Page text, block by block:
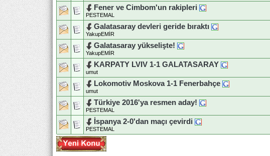
Fener ve Cimbom'un rakipleri
PESTEMAL
Galatasaray devleri geride bıraktı
YakupEMİR
Galatasaray yükselişte!
YakupEMİR
KARPATY LVIV 1-1 GALATASARAY
umut
Lokomotiv Moskova 1-1 Fenerbahçe
umut
Türkiye 2016'ya resmen aday!
PESTEMAL
İspanya 2-0'dan maçı çevirdi
PESTEMAL